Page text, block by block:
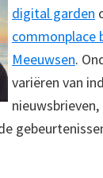
digital garden
commonplace
Meeuwsen.
variëren van